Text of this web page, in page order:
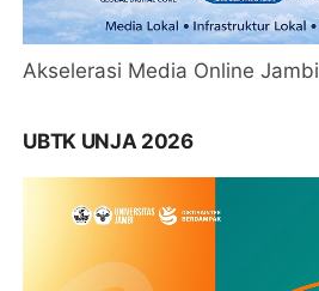
Akselerasi Media Online Jambi
UBTK UNJA 2026